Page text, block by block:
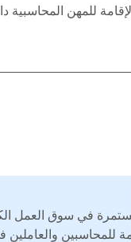
للمهن المحاسبية
في سوق العمل
للمحاسبين